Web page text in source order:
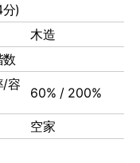
)
木造
数
/容
60% / 200%
空家